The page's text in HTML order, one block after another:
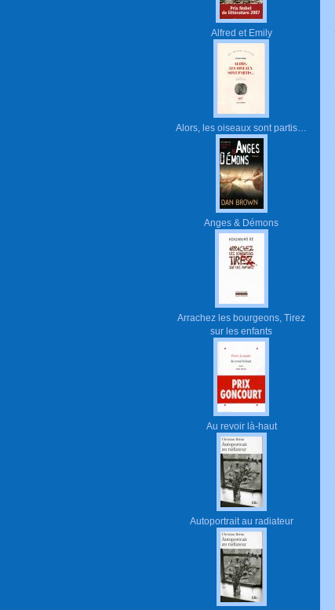
Alfred et Emily
Alors, les oiseaux sont partis…
Anges & Démons
Arrachez les bourgeons, Tirez
sur les enfants
Au revoir là-haut
Autoportrait au radiateur